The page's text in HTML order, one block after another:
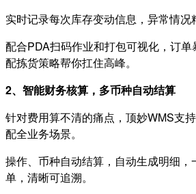
实时记录每次库存变动信息，异常情况
配合PDA扫码作业和打包可视化，订
配拣货策略帮你扛住高峰。
2、智能财务核算，多币种自动结算
针对费用算不清的痛点，顶妙WMS支
配全业务场景。
操作、币种自动结算，自动生成明细，
单，清晰可追溯。